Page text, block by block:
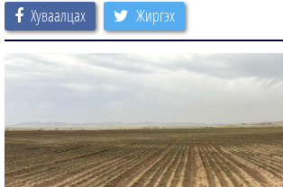
Хуваалцах Жиргэх